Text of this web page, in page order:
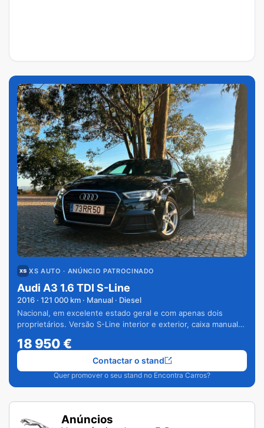
XS AUTO · ANÚNCIO PATROCINADO
Audi A3 1.6 TDI S-Line
2016 · 121 000 km · Manual · Diesel
Nacional, em excelente estado geral e com apenas dois
proprietários. Versão S-Line interior e exterior, caixa manual
18 950€
Quer promover o seu stand no Encontra Carros?
Contactar o stand
Anúncios